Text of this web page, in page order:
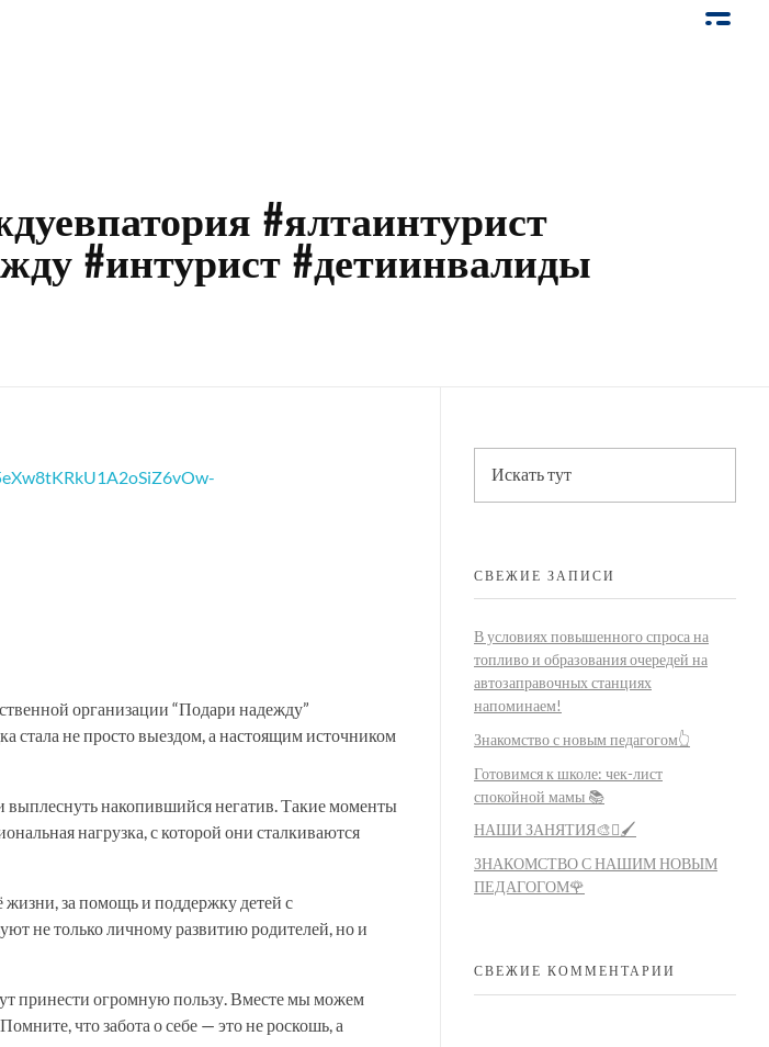
#ялтаинтурист
#интурист #детиинвалиды
организации “Подари надежду”
стала не просто выездом, а настоящим источником
выплеснуть накопившийся негатив. Такие моменты
нагрузка, с которой они сталкиваются
жизни, за помощь и поддержку детей с
не только личному развитию родителей, но и
принести огромную пользу. Вместе мы можем
что забота о себе — это не роскошь, а
СВЕЖИЕ ЗАПИСИ
В условиях повышенного спроса на
топливо и образования очередей на
автозаправочных станциях
напоминаем!
Знакомство с новым педагогом👆
Готовимся к школе: чек-лист
спокойной мамы 📚
НАШИ ЗАНЯТИЯ🎨🫟🖌️
ЗНАКОМСТВО С НАШИМ НОВЫМ
ПЕДАГОГОМ🌹
СВЕЖИЕ КОММЕНТАРИИ